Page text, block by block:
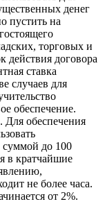
денег
пустить на
торговых и
договора
ставка
случаев для
обеспечение.
Для обеспечения
до 100
в кратчайшие
не более часа.
от 2%.